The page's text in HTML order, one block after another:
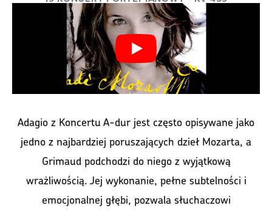
Adagio z Koncertu A-dur jest często opisywane jako
jedno z najbardziej poruszających dzieł Mozarta, a
Grimaud podchodzi do niego z wyjątkową
wrażliwością. Jej wykonanie, pełne subtelności i
emocjonalnej głębi, pozwala słuchaczowi